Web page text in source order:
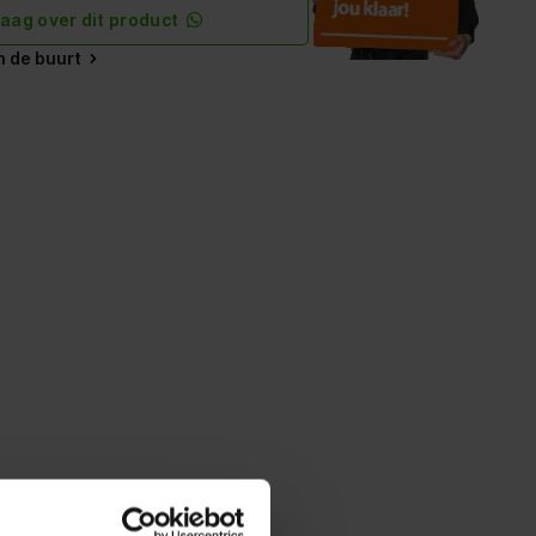
over dit product
de buurt